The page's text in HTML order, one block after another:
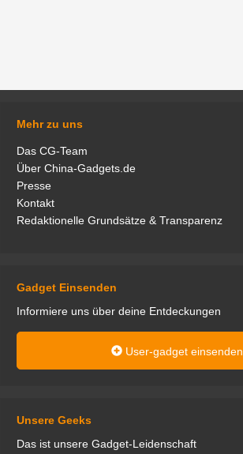
Mehr zu uns
Das CG-Team
Über China-Gadgets.de
Presse
Kontakt
Redaktionelle Grundsätze & Transparenz
Gadget Einsenden
Informiere uns über deine Entdeckungen
User-gadget einsenden
Unsere Geeks
Das ist unsere Gadget-Leidenschaft